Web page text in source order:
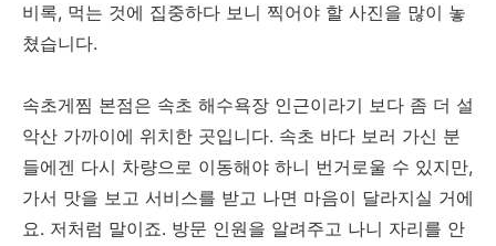
비록, 먹는 것에 집중하다 보니 찍어야 할 사진을 많이 놓
쳤습니다.
속초게찜 본점은 속초 해수욕장 인근이라기 보다 좀 더 설
악산 가까이에 위치한 곳입니다. 속초 바다 보러 가신 분
들에겐 다시 차량으로 이동해야 하니 번거로울 수 있지만,
가서 맛을 보고 서비스를 받고 나면 마음이 달라지실 거에
요. 저처럼 말이죠. 방문 인원을 알려주고 나니 자리를 안